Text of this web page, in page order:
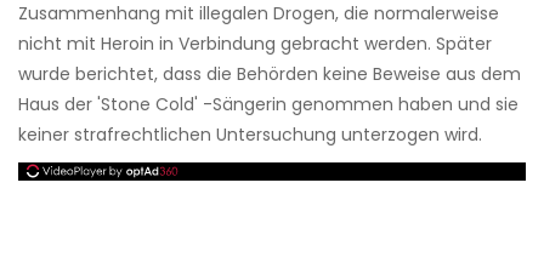
Zusammenhang mit illegalen Drogen, die normalerweise
nicht mit Heroin in Verbindung gebracht werden. Später
wurde berichtet, dass die Behörden keine Beweise aus dem
Haus der 'Stone Cold' -Sängerin genommen haben und sie
keiner strafrechtlichen Untersuchung unterzogen wird.